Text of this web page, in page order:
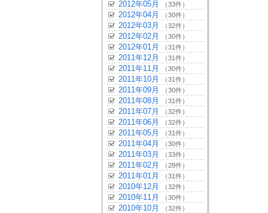
2012年05月 （33件）
2012年04月 （30件）
2012年03月 （32件）
2012年02月 （30件）
2012年01月 （31件）
2011年12月 （31件）
2011年11月 （30件）
2011年10月 （31件）
2011年09月 （30件）
2011年08月 （31件）
2011年07月 （32件）
2011年06月 （32件）
2011年05月 （31件）
2011年04月 （30件）
2011年03月 （33件）
2011年02月 （28件）
2011年01月 （31件）
2010年12月 （32件）
2010年11月 （30件）
2010年10月 （32件）